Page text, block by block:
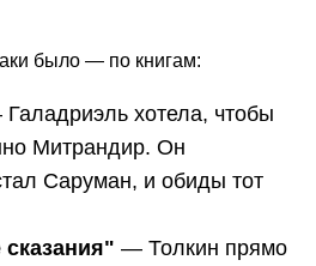
было — по книгам:
хотела, чтобы
Митрандир. Он
Саруман, и обиды тот
— Толкин прямо